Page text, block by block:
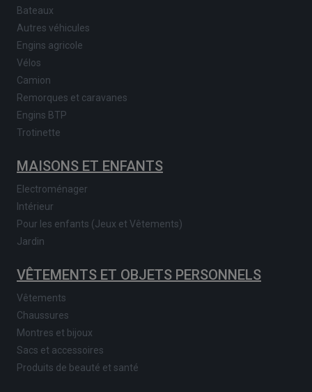
Bateaux
Autres véhicules
Engins agricole
Vélos
Camion
Remorques et caravanes
Engins BTP
Trotinette
MAISONS ET ENFANTS
Electroménager
Intérieur
Pour les enfants (Jeux et Vêtements)
Jardin
VÊTEMENTS ET OBJETS PERSONNELS
Vêtements
Chaussures
Montres et bijoux
Sacs et accessoires
Produits de beauté et santé